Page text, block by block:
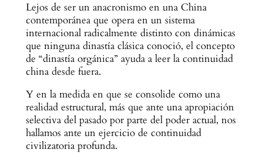
Lejos de ser un anacronismo en una China
contemporánea que opera en un sistema
internacional radicalmente distinto con dinámicas
que ninguna dinastía clásica conoció, el concepto
de “dinastía orgánica” ayuda a leer la continuidad
china desde fuera.
Y en la medida en que se consolide como una
realidad estructural, más que ante una apropiación
selectiva del pasado por parte del poder actual, nos
hallamos ante un ejercicio de continuidad
civilizatoria profunda.